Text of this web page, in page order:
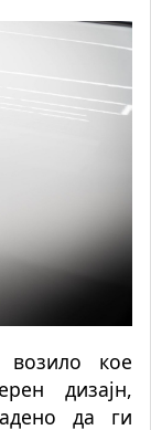
кое
дизајн,
да ги